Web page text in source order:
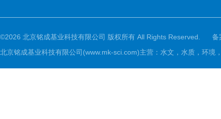
©2026 北京铭成基业科技有限公司 版权所有 All Rights Reserved.
备
北京铭成基业科技有限公司(www.mk-sci.com)主营：水文，水质，环境